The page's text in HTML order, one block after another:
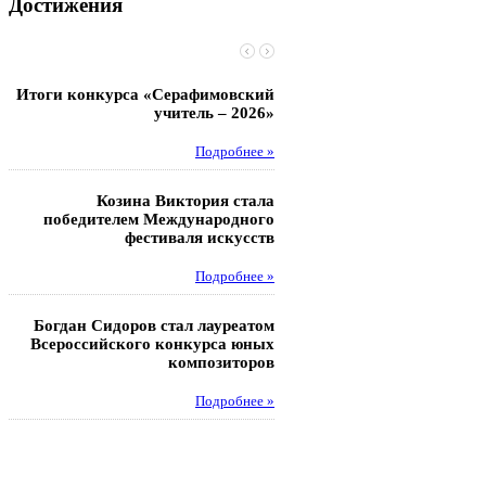
Достижения
Итоги конкурса «Серафимовский
учитель – 2026»
Подробнее »
Козина Виктория стала
победителем Международного
фестиваля искусств
Подробнее »
Богдан Сидоров стал лауреатом
Всероссийского конкурса юных
композиторов
Подробнее »